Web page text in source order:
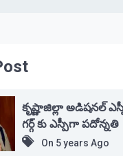
కృష్ణాజిల్లా అడిషనల్
గర్గ్ కు ఎస్పీగా పదోన్నతి
On 5 years Ago